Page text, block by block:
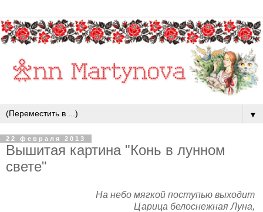
▼
22 февраля 2013
Вышитая картина "Конь в лунном
свете"
На небо мягкой поступью выходит
Царица белоснежная Луна,